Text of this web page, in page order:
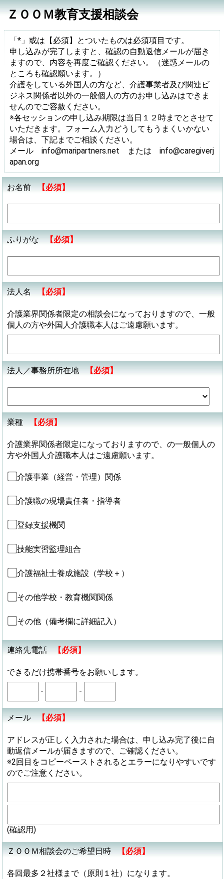
ＺＯＯＭ教育支援相談会
「*」或は【必須】とついたものは必須項目です。
申し込みが完了しますと、確認の自動返信メールが届き
ますので、内容を再度ご確認ください。（迷惑メールの
ところも確認願います。）
介護をしている外国人の方など、介護事業者及び関連ビ
ジネス関係者以外の一般個人の方のお申し込みはできま
せんのでご容赦ください。
※各セッションの申し込み期限は当日１２時までとさせて
いただきます。フォーム入力どうしてもうまくいかない
場合は、下記までご相談ください。
メール info@maripartners.net または info@caregiverj
apan.org
お名前 【必須】
ふりがな 【必須】
法人名 【必須】
介護業界関係者限定の相談会になっておりますので、一般
個人の方や外国人介護職本人はご遠慮願います。
法人／事務所所在地 【必須】
業種 【必須】
介護業界関係者限定になっておりますので、の一般個人の
方や外国人介護職本人はご遠慮願います。
介護事業（経営・管理）関係
介護職の現場責任者・指導者
登録支援機関
技能実習監理組合
介護福祉士養成施設（学校＋）
その他学校・教育機関関係
その他（備考欄に詳細記入）
連絡先電話 【必須】
できるだけ携帯番号をお願いします。
- -
メール 【必須】
アドレスが正しく入力された場合は、申し込み完了後に自
動返信メールが届きますので、ご確認ください。
※2回目をコピーペーストされるとエラーになりやすいです
のでご注意ください。
(確認用)
ＺＯＯＭ相談会のご希望日時 【必須】
各回最多２社様まで（原則１社）になります。